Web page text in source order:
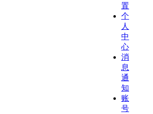
置
个
人
中
心
消
息
通
知
账
号